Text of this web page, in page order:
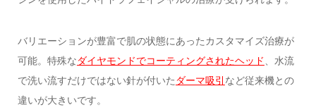
バリエーションが豊富で肌の状態にあったカスタマイズ治療が
可能。特殊なダイヤモンドでコーティングされたヘッド
、水流
で洗い流すだけではない針が付いた ダーマ吸引 など従来機との
違いが大きいです。